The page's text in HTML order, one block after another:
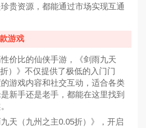
贵资源，都能通过市场实现互通
游戏
价比的仙侠手游，《剑雨九天
折）》不仅提供了极低的入门门
游戏内容和社交互动，适合各类
新手还是老手，都能在这里找到
天（九州之主0.05折）》，开启